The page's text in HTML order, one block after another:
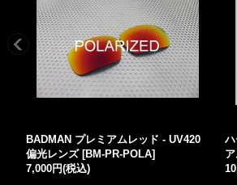
BADMAN プレミアムレッド - UV420
偏光レンズ [BM-PR-POLA]
7,000円(税込)